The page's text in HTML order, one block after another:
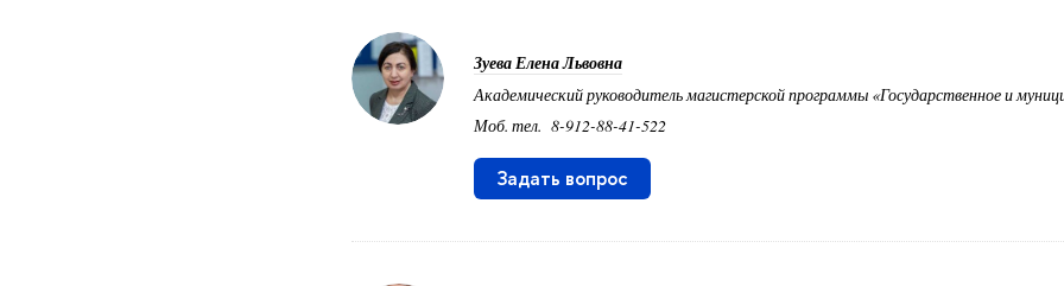
Зуева Елена Львовна
Академический руководитель магистерской программы «Государственное и
Моб. тел. 8-912-88-41-522
Задать вопрос